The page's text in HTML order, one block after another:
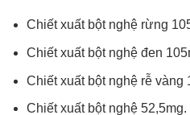
Chiết xuất bột nghệ rừng
Chiết xuất bột nghệ đen
Chiết xuất bột nghệ rễ vàng
Chiết xuất bột nghệ 52,5mg.